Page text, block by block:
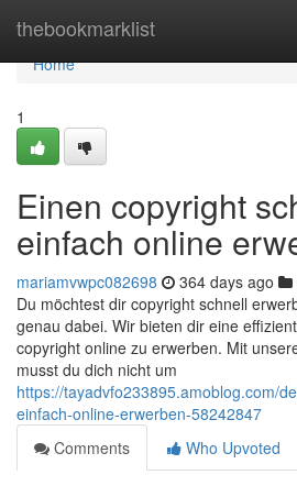
thebookmarklist
Home
Home
1
Einen copyright
einfach online
mariamvwpc082698 364 days ago
Du möchtest dir copyright schnell
genau dabei. Wir bieten dir eine
copyright online zu erwerben. Mit
musst du dich nicht um
https://tayadvfo233895.amoblog.com/
einfach-online-erwerben-58242847
Comments
Who Upvoted